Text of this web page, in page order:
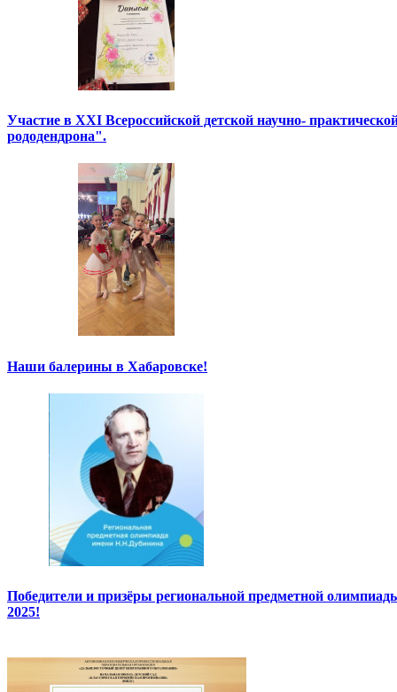
Участие в XXI Всероссийской детской научно-
рододендрона".
Наши балерины в Хабаровске!
Победители и призёры региональной предметной
2025!